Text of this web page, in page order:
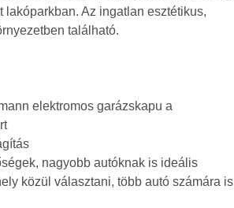
lakóparkban. Az ingatlan esztétikus,
található.
elektromos garázskapu a
nagyobb autóknak is ideális
közül választani, több autó számára is